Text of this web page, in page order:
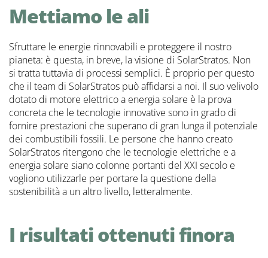
Mettiamo le ali
Sfruttare le energie rinnovabili e proteggere il nostro
pianeta: è questa, in breve, la visione di SolarStratos. Non
si tratta tuttavia di processi semplici. È proprio per questo
che il team di SolarStratos può affidarsi a noi. Il suo velivolo
dotato di motore elettrico a energia solare è la prova
concreta che le tecnologie innovative sono in grado di
fornire prestazioni che superano di gran lunga il potenziale
dei combustibili fossili. Le persone che hanno creato
SolarStratos ritengono che le tecnologie elettriche e a
energia solare siano colonne portanti del XXI secolo e
vogliono utilizzarle per portare la questione della
sostenibilità a un altro livello, letteralmente.
I risultati ottenuti finora